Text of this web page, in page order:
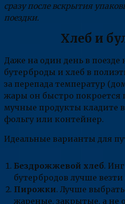
сразу после вскрытия
поездки.
Хлеб и
Даже на один день в поезде
бутерброды и хлеб в
за перепада температур
жары он быстро покроется
мучные продукты кладите
фольгу или контейнер.
Идеальные варианты для
Бездрожжевой хлеб.
бутербродов лучше везти
Пирожки. Лучше
жареные, закрытые, а